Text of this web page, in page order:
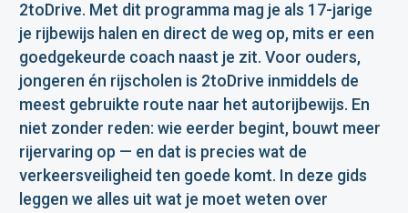
2toDrive. Met dit programma mag je als 17-jarige
je rijbewijs halen en direct de weg op, mits er een
goedgekeurde coach naast je zit. Voor ouders,
jongeren én rijscholen is 2toDrive inmiddels de
meest gebruikte route naar het autorijbewijs. En
niet zonder reden: wie eerder begint, bouwt meer
rijervaring op — en dat is precies wat de
verkeersveiligheid ten goede komt. In deze gids
leggen we alles uit wat je moet weten over